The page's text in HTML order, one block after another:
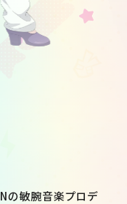
の敏腕音楽プロデ